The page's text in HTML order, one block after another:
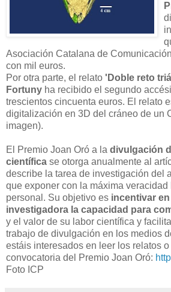
Asociación Catalana de
con mil euros.
Por otra parte, el relato 'Doble reto
Fortuny ha recibido el segundo
trescientos cincuenta euros. El relato
digitalización en 3D del cráneo de un
imagen).
El Premio Joan Oró a la divulgación
científica se otorga anualmente al
describe la tarea de investigación del
que exponer con la máxima veracidad
personal. Su objetivo es incentivar
investigadora la capacidad para
y el valor de su labor científica y
trabajo de divulgación en los medios
estáis interesados en leer los relatos
convocatoria del Premio Joan Oró:
Foto ICP